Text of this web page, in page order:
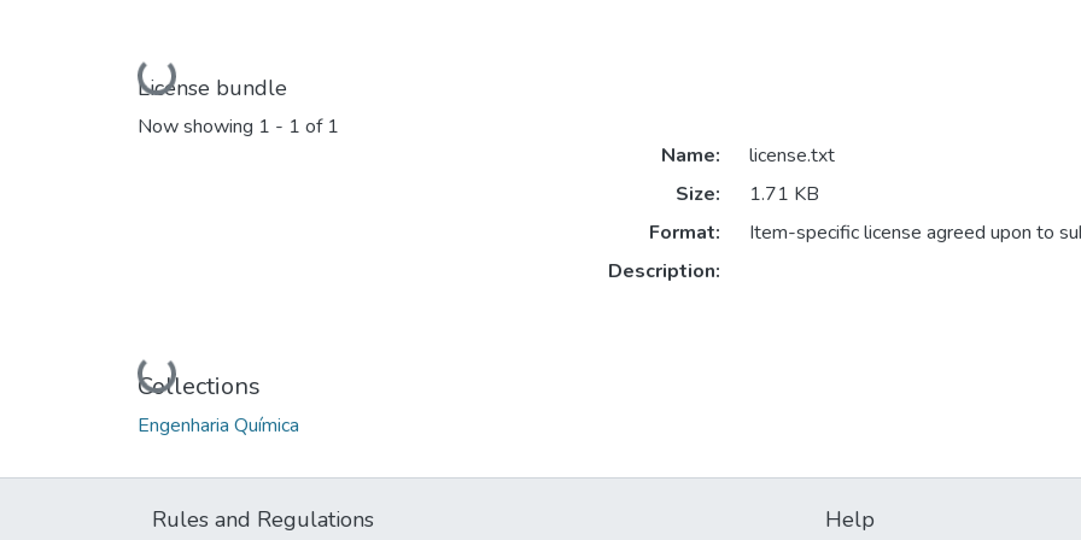
Loading...
License bundle
Now showing 1 - 1 of 1
Loading...
Name:
license.txt
Size:
1.71 KB
Format:
Item-specific license agreed upon to
Description:
Collections
Engenharia Química
Rules and Regulations Help